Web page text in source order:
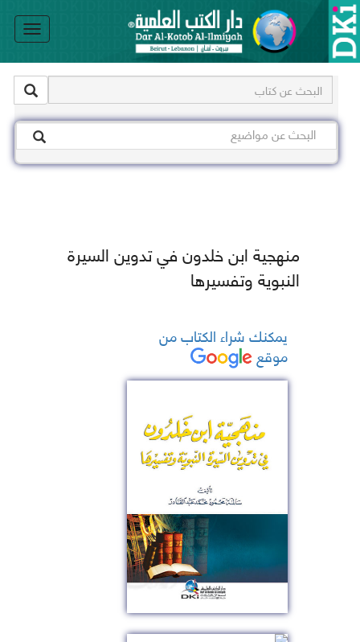
منهجية ابن خلدون في تدوين السيرة
النبوية وتفسيرها
يمكنك شراء الكتاب من
موقع